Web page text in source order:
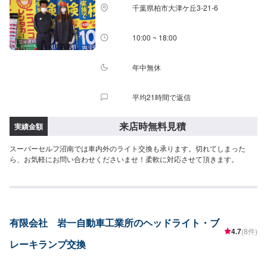
千葉県柏市大津ケ丘3-21-6
10:00 ~ 18:00
年中無休
平均21時間で返信
実績金額 来店時無料見積
スーパーセルフ沼南では車内外のライト交換も承ります。切れてしまった
ら、お気軽にお問い合わせくださいませ！柔軟に対応させて頂きます。
有限会社 岩一自動車工業所のヘッドライト・ブ
レーキランプ交換
4.7(8件)